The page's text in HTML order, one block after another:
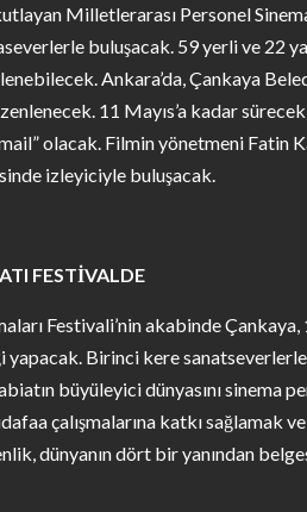
Milletlerarası Personel
buluşacak. 59 yerli ve 22
Ankara’da, Çankaya
11 Mayıs’a kadar
olacak. Filmin yönetmeni Fatin
izleyiciyle buluşacak.
FESTİVALDE
Festivali’nin akabinde
yapacak. Birinci kere
büyüleyici dünyasını sinema
çalışmalarına katkı sağlamak
dünyanın dört bir yanından